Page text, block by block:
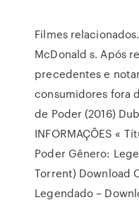
Filmes
McDonald s. Após
precedentes e
consumidores fora
de Poder (2016)
INFORMAÇÕES «
Poder Gênero:
Torrent) Download
Legendado –